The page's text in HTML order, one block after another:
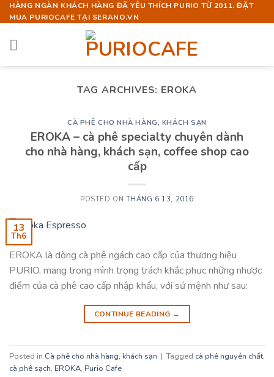
Skip
to
content
HÀNG NGÀN KHÁCH HÀNG ĐÃ YÊU THÍCH PURIO TỪ 2011. ĐẶT
MUA PURIOCAFE TẠI SERANO.VN
TAG ARCHIVES: EROKA
CÀ PHÊ CHO NHÀ HÀNG, KHÁCH SẠN
EROKA – cà phê specialty chuyên dành
cho nhà hàng, khách sạn, coffee shop cao
cấp
POSTED ON THÁNG 6 13, 2016
13
Th6
EROKA là dòng cà phê ngách cao cấp của thương hiệu
PURIO, mang trong mình trọng trách khắc phục những nhược
điểm của cà phê cao cấp nhập khẩu, với sứ mệnh như sau:
CONTINUE READING →
Posted in Cà phê cho nhà hàng, khách sạn | Tagged cà phê nguyên chất,
cà phê sạch, EROKA, Purio Cafe